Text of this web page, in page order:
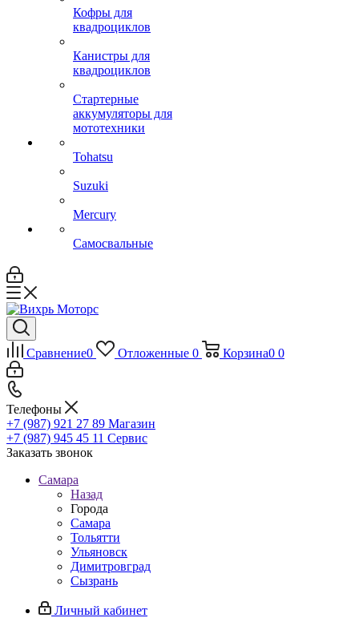
Кофры для
квадроциклов
Канистры для
квадроциклов
Стартерные
аккумуляторы для
мототехники
Tohatsu
Suzuki
Mercury
Самосвальные
Сравнение0 Отложенные 0 Корзина0 0
Телефоны
+7 (987) 921 27 89 Магазин
+7 (987) 945 45 11 Сервис
Заказать звонок
Самара
Назад
Города
Самара
Тольятти
Ульяновск
Димитровград
Сызрань
Личный кабинет